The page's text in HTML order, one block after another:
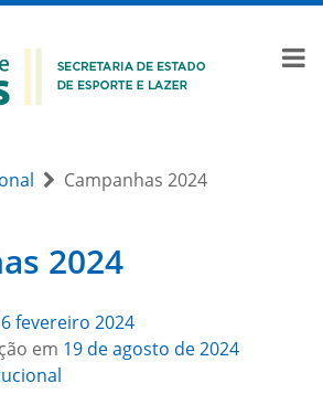
Campanhas 2024
2024
fevereiro 2024
em 19 de agosto de 2024